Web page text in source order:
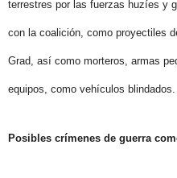
terrestres por las fuerzas huzíes y
con la coalición, como proyectiles
Grad, así como morteros, armas
equipos, como vehículos blindados.
Posibles crímenes de guerra